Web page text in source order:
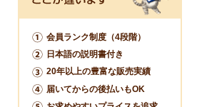
会員ランク制度（4段階）
日本語の説明書付き
20年以上の豊富な販売実績
届いてからの後払いもOK